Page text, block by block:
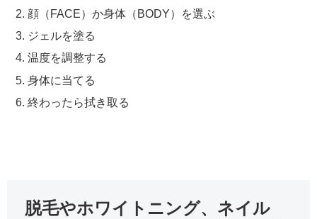
顔（FACE）か身体（BODY）を選ぶ
ジェルを塗る
温度を調整する
身体に当てる
終わったら拭き取る
脱毛やホワイトニング、ネイル